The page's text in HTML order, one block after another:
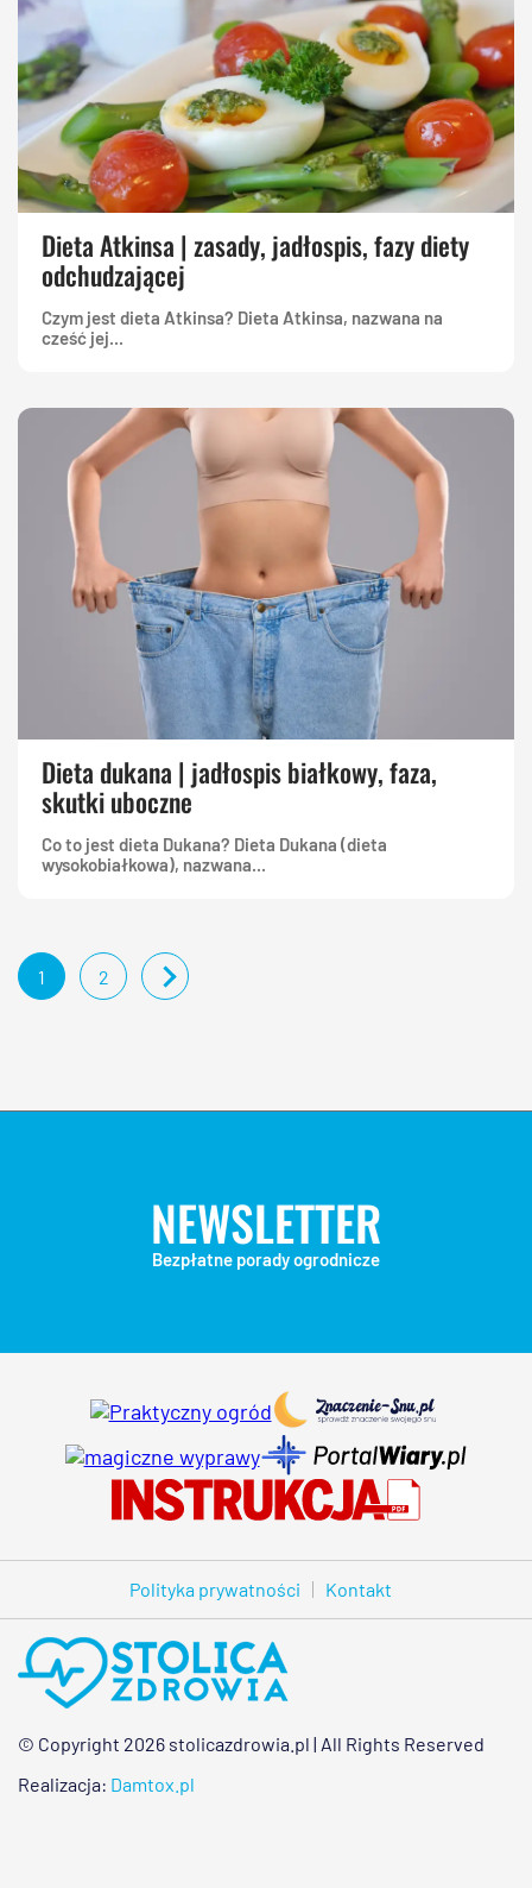
Dieta Atkinsa | zasady, jadłospis, fazy diety
odchudzającej
Czym jest dieta Atkinsa? Dieta Atkinsa, nazwana na
cześć jej...
Dieta dukana | jadłospis białkowy, faza,
skutki uboczne
Co to jest dieta Dukana? Dieta Dukana (dieta
wysokobiałkowa), nazwana...
1 2
NEWSLETTER
Bezpłatne porady ogrodnicze
Polityka prywatności Kontakt
© Copyright 2026 stolicazdrowia.pl | All Rights Reserved
Realizacja: Damtox.pl